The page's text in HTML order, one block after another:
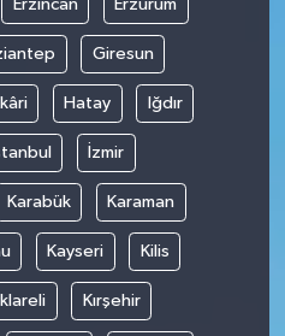
Erzincan Erzurum
Giresun
Hatay Iğdır
İzmir
Karabük Karaman
Kayseri Kilis
Kırşehir